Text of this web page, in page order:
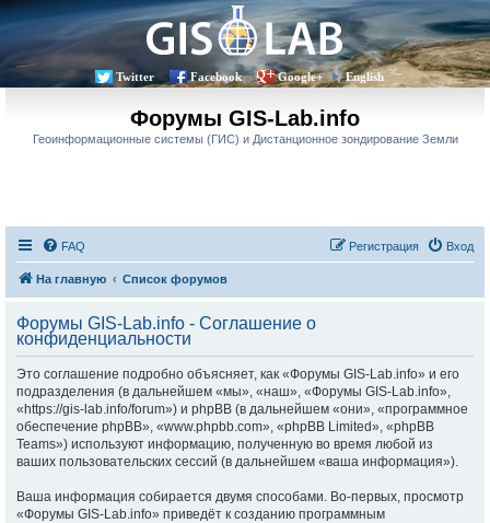
Twitter Facebook Google+ English
Форумы GIS-Lab.info
Геоинформационные системы (ГИС) и Дистанционное зондирование Земли
FAQ Вход
Регистрация
На главную Список форумов
Форумы GIS-Lab.info - Соглашение о
конфиденциальности
Это соглашение подробно объясняет, как «Форумы GIS-Lab.info» и его
подразделения (в дальнейшем «мы», «наш», «Форумы GIS-Lab.info»,
«https://gis-lab.info/forum») и phpBB (в дальнейшем «они», «программное
обеспечение phpBB», «www.phpbb.com», «phpBB Limited», «phpBB
Teams») используют информацию, полученную во время любой из
ваших пользовательских сессий (в дальнейшем «ваша информация»).
Ваша информация собирается двумя способами. Во-первых, просмотр
«Форумы GIS-Lab.info» приведёт к созданию программным